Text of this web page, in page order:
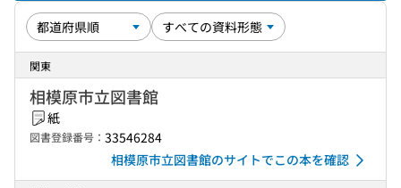
関東
相模原市立図書館
紙
図書登録番号： 33546284
相模原市立図書館のサイトでこの本を確認